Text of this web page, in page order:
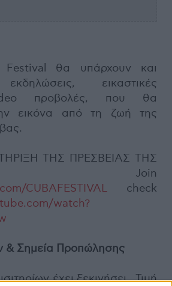
θα υπάρχουν και
εικαστικές
προβολές, που θα
εικόνα από τη ζωή της
ΤΗΣ ΠΡΕΣΒΕΙΑΣ ΤΗΣ
Join
CUBAFESTIVAL check
watch?
& Σημεία Προπώλησης
έχει ξεκινήσει Τιμή